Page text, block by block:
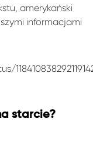
amerykański
informacjami
starcie?